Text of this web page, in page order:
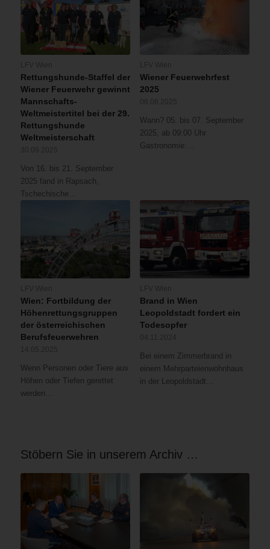
Rettungshunde-Staffel der
Wiener Feuerwehr gewinnt
Mannschafts-
Weltmeistertitel bei der 29.
Rettungshunde
Weltmeisterschaft
Von 16. bis 21. September
2025 fand in Rapsach,
Tschechische…
Wiener Feuerwehrfest
2025
Wann? 05. bis 07. September
2025, ab 09:00 Uhr
Gastronomie:…
Wien: Fortbildung der
Höhenrettungsgruppen
der österreichischen
Berufsfeuerwehren
Wenn Personen oder Tiere aus
Höhen oder Tiefen gerettet
werden…
Brand in Wien
Leopoldstadt fordert ein
Todesopfer
Bei einem Zimmerbrand in
einem Mehrparteienwohnhaus
in der Leopoldstadt…
Stöbern Sie in unserem Archiv …